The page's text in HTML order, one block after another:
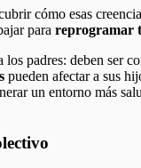
cómo esas
para reprogramar
los padres: deben ser
pueden afectar a sus
un entorno más